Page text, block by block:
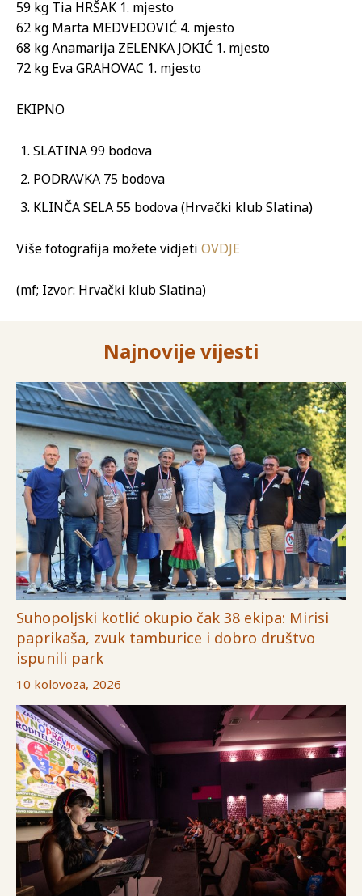
59 kg Tia HRŠAK 1. mjesto
62 kg Marta MEDVEDOVIĆ 4. mjesto
68 kg Anamarija ZELENKA JOKIĆ 1. mjesto
72 kg Eva GRAHOVAC 1. mjesto
EKIPNO
SLATINA 99 bodova
PODRAVKA 75 bodova
KLINČA SELA 55 bodova (Hrvački klub Slatina)
Više fotografija možete vidjeti OVDJE
(mf; Izvor: Hrvački klub Slatina)
Najnovije vijesti
Suhopoljski kotlić okupio čak 38 ekipa: Mirisi
paprikaša, zvuk tamburice i dobro društvo
ispunili park
10 kolovoza, 2026